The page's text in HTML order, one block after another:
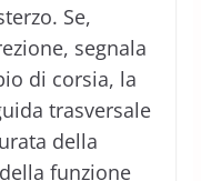
Se,
segnala
di corsia, la
trasversale
della
funzione